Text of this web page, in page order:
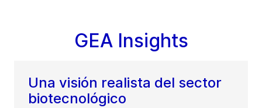
GEA Insights
Una visión realista del sector
biotecnológico